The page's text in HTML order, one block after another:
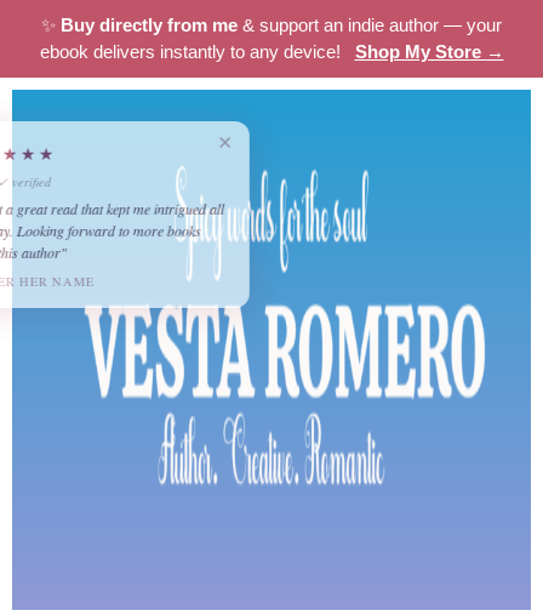
✨ Buy directly from me & support an indie author — your
ebook delivers instantly to any device! Shop My Store →
★★★★★
Ted
"What a great read that kept me intrigued all
the way. Looking forward to more books
from this author"
UNDER HER NAME